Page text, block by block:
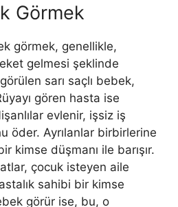
Görmek
görmek, genellikle,
gelmesi şeklinde
sarı saçlı bebek,
gören hasta ise
evlenir, işsiz iş
öder. Ayrılanlar birbirlerine
kimse düşmanı ile barışır.
çocuk isteyen aile
sahibi bir kimse
görür ise, bu, o